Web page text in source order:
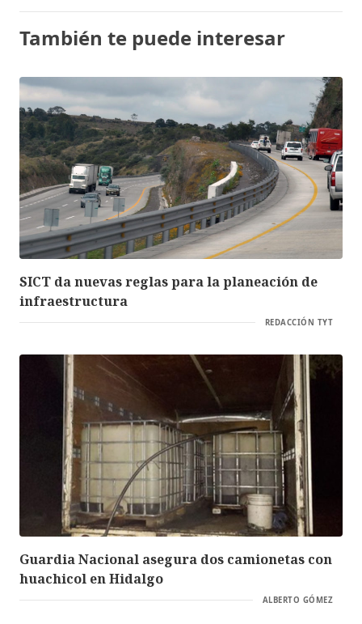
También te puede interesar
SICT da nuevas reglas para la planeación de
infraestructura
REDACCIÓN TYT
Guardia Nacional asegura dos camionetas con
huachicol en Hidalgo
ALBERTO GÓMEZ